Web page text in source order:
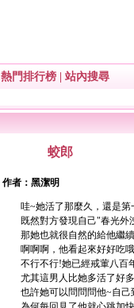
熱門排行榜 站內搜尋
蛟郎
作者： 黑潔明
哇~她活了那麼久，還是第
既然對方發現自己"春光外
那她也就很自然的給他繼續
啊啊啊，他看起來好好吃
不行不行!她已經戒葷八百
尤其這男人比她多活了好多
也許她可以問問問他~自己